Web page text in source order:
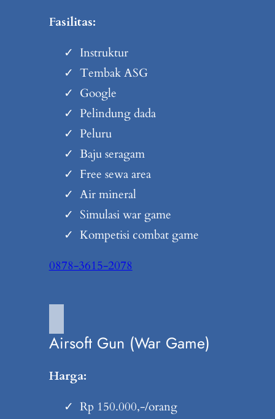
Fasilitas:
Instruktur
Tembak ASG
Google
Pelindung dada
Peluru
Baju seragam
Free sewa area
Air mineral
Simulasi war game
Kompetisi combat game
0878-3615-2078
Airsoft Gun (War Game)
Harga:
Rp 150.000,-/orang